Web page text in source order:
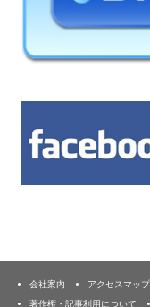
会社案内 アクセスマップ